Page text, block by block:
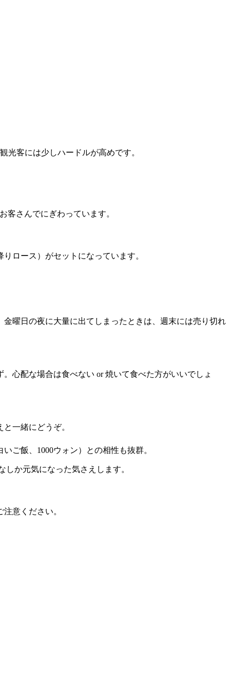
光客には少しハードルが高めです。
客さんでにぎわっています。
りロース）がセットになっています。
金曜日の夜に大量に出てしまったときは、週末には売り切れ
心配な場合は食べない or 焼いて食べた方がいいでしょ
と一緒にどうぞ。
いご飯、1000ウォン）との相性も抜群。
か元気になった気さえします。
意ください。